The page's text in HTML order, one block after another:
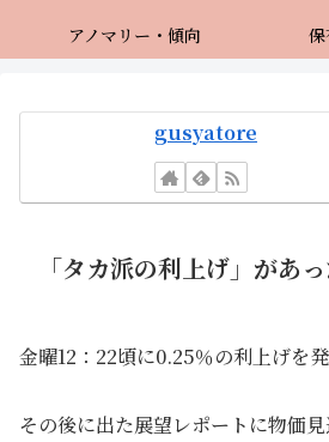
アノマリー・傾向
gusyatore
「タカ派の利上げ」があ
金曜12：22頃に0.25％の利上げを
その後に出た展望レポートに物価